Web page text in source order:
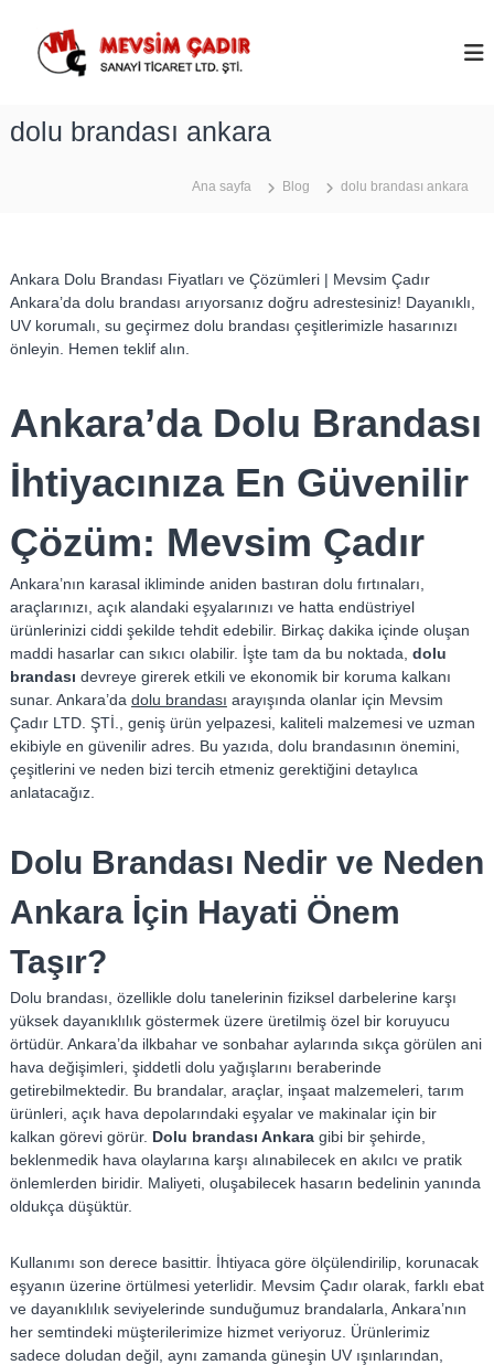
Ç
ı
r
–
a
a
a
ı
r
T
e
n
t
e
r
n
–
Ş
e
m
s
i
y
e
dolu brandası ankara
Ana sayfa Blog dolu brandası ankara
Ankara Dolu Brandası Fiyatları ve Çözümleri | Mevsim Çadır
Ankara’da dolu brandası arıyorsanız doğru adrestesiniz! Dayanıklı,
UV korumalı, su geçirmez dolu brandası çeşitlerimizle hasarınızı
önleyin. Hemen teklif alın.
Ankara’da Dolu Brandası
İhtiyacınıza En Güvenilir
Çözüm: Mevsim Çadır
Ankara’nın karasal ikliminde aniden bastıran dolu fırtınaları,
araçlarınızı, açık alandaki eşyalarınızı ve hatta endüstriyel
ürünlerinizi ciddi şekilde tehdit edebilir. Birkaç dakika içinde oluşan
maddi hasarlar can sıkıcı olabilir. İşte tam da bu noktada, dolu
brandası devreye girerek etkili ve ekonomik bir koruma kalkanı
sunar. Ankara’da dolu brandası arayışında olanlar için Mevsim
Çadır LTD. ŞTİ., geniş ürün yelpazesi, kaliteli malzemesi ve uzman
ekibiyle en güvenilir adres. Bu yazıda, dolu brandasının önemini,
çeşitlerini ve neden bizi tercih etmeniz gerektiğini detaylıca
anlatacağız.
Dolu Brandası Nedir ve Neden
Ankara İçin Hayati Önem
Taşır?
Dolu brandası, özellikle dolu tanelerinin fiziksel darbelerine karşı
yüksek dayanıklılık göstermek üzere üretilmiş özel bir koruyucu
örtüdür. Ankara’da ilkbahar ve sonbahar aylarında sıkça görülen ani
hava değişimleri, şiddetli dolu yağışlarını beraberinde
getirebilmektedir. Bu brandalar, araçlar, inşaat malzemeleri, tarım
ürünleri, açık hava depolarındaki eşyalar ve makinalar için bir
kalkan görevi görür. Dolu brandası Ankaragibi bir şehirde,
beklenmedik hava olaylarına karşı alınabilecek en akılcı ve pratik
önlemlerden biridir. Maliyeti, oluşabilecek hasarın bedelinin yanında
oldukça düşüktür.
Kullanımı son derece basittir. İhtiyaca göre ölçülendirilip, korunacak
eşyanın üzerine örtülmesi yeterlidir. Mevsim Çadır olarak, farklı ebat
ve dayanıklılık seviyelerinde sunduğumuz brandalarla, Ankara’nın
her semtindeki müşterilerimize hizmet veriyoruz. Ürünlerimiz
sadece doludan değil, aynı zamanda güneşin UV ışınlarından,